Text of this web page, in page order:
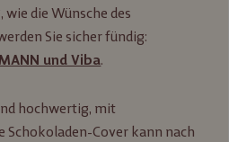
die Wünsche des
Sie sicher fündig:
und Viba.
hochwertig, mit
Schokoladen-Cover kann nach